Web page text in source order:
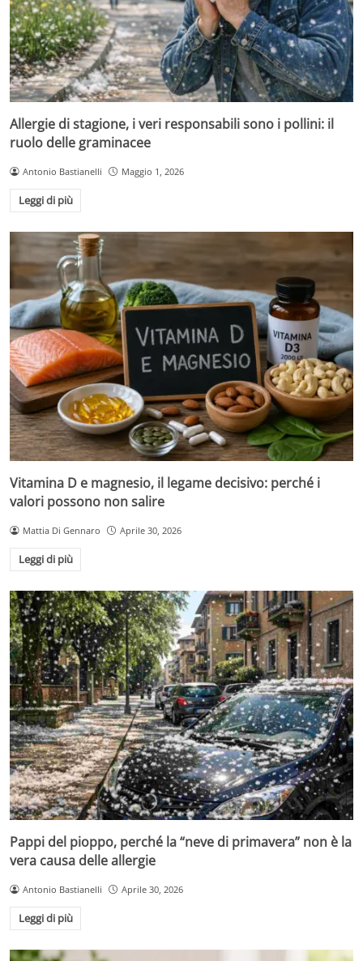
Allergie di stagione, i veri responsabili sono i pollini: il
ruolo delle graminacee
Antonio Bastianelli Maggio 1, 2026
Leggi di più
Vitamina D e magnesio, il legame decisivo: perché i
valori possono non salire
Mattia Di Gennaro Aprile 30, 2026
Leggi di più
Pappi del pioppo, perché la “neve di primavera” non è la
vera causa delle allergie
Antonio Bastianelli Aprile 30, 2026
Leggi di più